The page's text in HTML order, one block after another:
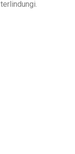
terlindungi.